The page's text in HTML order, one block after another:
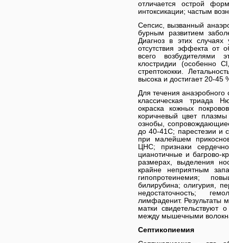
отличается острой
интоксикации; частым
Сепсис, вызванный
бурным развитием
Диагноз в этих случаях
отсутствия эффекта от
всего возбудителями
клостридии (особенно
стрептококки.
высока и достигает 20-45
Для течения
классическая триада
окраска кожных
коричневый цвет
ознобы,
до 40-41С; парестезии
при малейшем
ЦНС; признаки
цианотичные и багрово-
размерах, выделения
крайне неприятным
гипопротеинемия;
билирубина; олигурия,
недостаточность;
лимфаденит. Результаты
матки свидетельствуют
между мышечными
Септикопиемия